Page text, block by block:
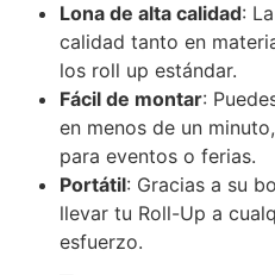
Lona de alta calidad:
calidad tanto en
los roll up estándar.
Fácil de montar:
en menos de un
para eventos o ferias.
Portátil: Gracias a su
llevar tu Roll-Up a
esfuerzo.